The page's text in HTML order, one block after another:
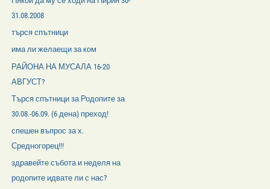
31.08.2008
търся спътници
има ли желаещи за ком
РАЙОНА НА МУСАЛА 16-20
АВГУСТ?
Търся спътници за Родопите за
30.08.-06.09. (6 дена) преход!
спешен въпрос за х.
Средногорец!!!
здравейте събота и неделя на
родопите идвате ли с нас?